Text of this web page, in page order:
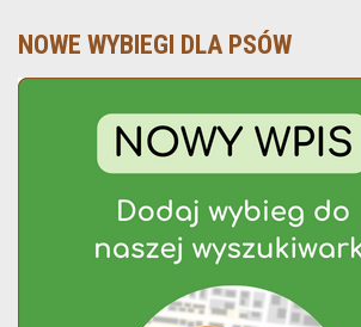
NOWE WYBIEGI DLA PSÓW